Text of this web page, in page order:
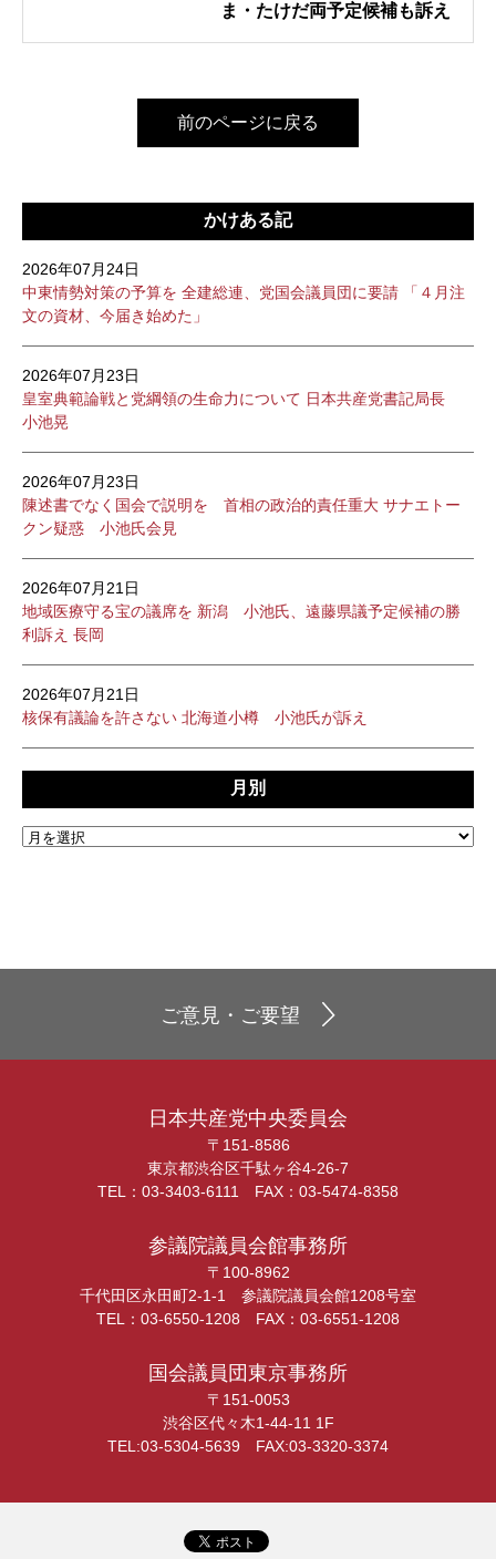
ま・たけだ両予定候補も訴え
前のページに戻る
かけある記
2026年07月24日
中東情勢対策の予算を 全建総連、党国会議員団に要請 「４月注
文の資材、今届き始めた」
2026年07月23日
皇室典範論戦と党綱領の生命力について 日本共産党書記局長
小池晃
2026年07月23日
陳述書でなく国会で説明を 首相の政治的責任重大 サナエトー
クン疑惑 小池氏会見
2026年07月21日
地域医療守る宝の議席を 新潟 小池氏、遠藤県議予定候補の勝
利訴え 長岡
2026年07月21日
核保有議論を許さない 北海道小樽 小池氏が訴え
月別
ご意見・ご要望
日本共産党中央委員会
〒151-8586
東京都渋谷区千駄ヶ谷4-26-7
TEL：03-3403-6111 FAX：03-5474-8358
参議院議員会館事務所
〒100-8962
千代田区永田町2-1-1 参議院議員会館1208号室
TEL：03-6550-1208 FAX：03-6551-1208
国会議員団東京事務所
〒151-0053
渋谷区代々木1-44-11 1F
TEL:03-5304-5639 FAX:03-3320-3374